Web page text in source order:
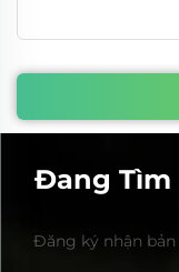
Đang Tìm
Đăng ký nhận